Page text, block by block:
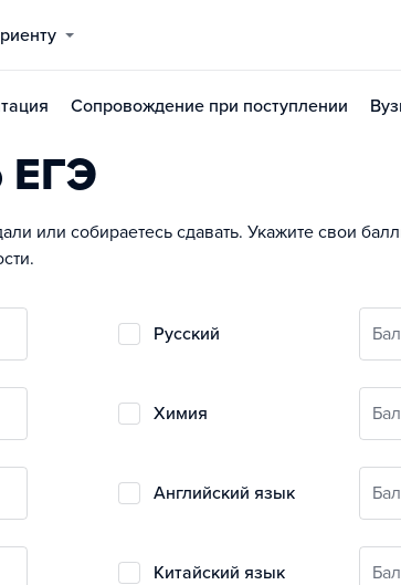
Сопровождение при поступлении
ЕГЭ
или собираетесь сдавать. Укажите свои
русский
химия
английский язык
китайский язык